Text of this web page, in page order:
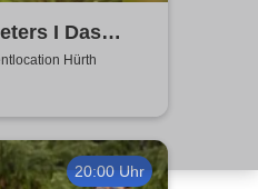
I Das
| Achtung -
UrlaubOpen
Hürth
20:00 Uhr